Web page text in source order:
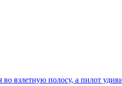
взлетную полосу, а пилот